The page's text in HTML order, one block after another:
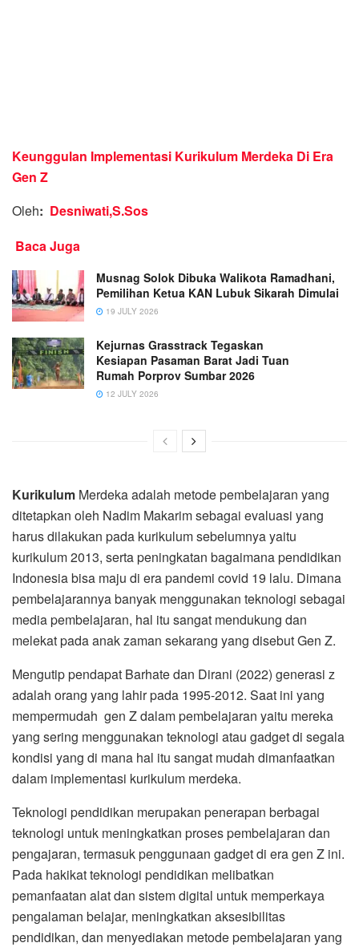
Keunggulan Implementasi Kurikulum Merdeka Di Era
Gen Z
Oleh: Desniwati,S.Sos
Baca Juga
Musnag Solok Dibuka Walikota Ramadhani,
Pemilihan Ketua KAN Lubuk Sikarah Dimulai
19 JULY 2026
Kejurnas Grasstrack Tegaskan
Kesiapan Pasaman Barat Jadi Tuan
Rumah Porprov Sumbar 2026
12 JULY 2026
Kurikulum Merdeka adalah metode pembelajaran yang
ditetapkan oleh Nadim Makarim sebagai evaluasi yang
harus dilakukan pada kurikulum sebelumnya yaitu
kurikulum 2013, serta peningkatan bagaimana pendidikan
Indonesia bisa maju di era pandemi covid 19 lalu. Dimana
pembelajarannya banyak menggunakan teknologi sebagai
media pembelajaran, hal itu sangat mendukung dan
melekat pada anak zaman sekarang yang disebut Gen Z.
Mengutip pendapat Barhate dan Dirani (2022) generasi z
adalah orang yang lahir pada 1995-2012. Saat ini yang
mempermudah gen Z dalam pembelajaran yaitu mereka
yang sering menggunakan teknologi atau gadget di segala
kondisi yang di mana hal itu sangat mudah dimanfaatkan
dalam implementasi kurikulum merdeka.
Teknologi pendidikan merupakan penerapan berbagai
teknologi untuk meningkatkan proses pembelajaran dan
pengajaran, termasuk penggunaan gadget di era gen Z ini.
Pada hakikat teknologi pendidikan melibatkan
pemanfaatan alat dan sistem digital untuk memperkaya
pengalaman belajar, meningkatkan aksesibilitas
pendidikan, dan menyediakan metode pembelajaran yang